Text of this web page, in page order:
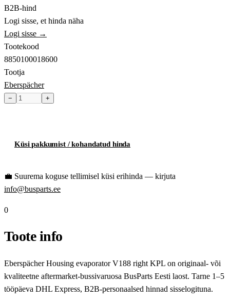
B2B-hind
Logi sisse, et hinda näha
Logi sisse →
Tootekood
8850100018600
Tootja
Eberspächer
− +
Küsi pakkumist / kohandatud hinda
💼 Suurema koguse tellimisel küsi erihinda — kirjuta
info@busparts.ee
0
Toote info
Eberspächer Housing evaporator V188 right KPL on originaal- või
kvaliteetne aftermarket-bussivaruosa BusParts Eesti laost. Tarne 1–5
tööpäeva DHL Express, B2B-personaalsed hinnad sisselogituna.